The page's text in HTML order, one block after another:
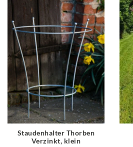
Staudenhalter Thorben
Verzinkt, klein